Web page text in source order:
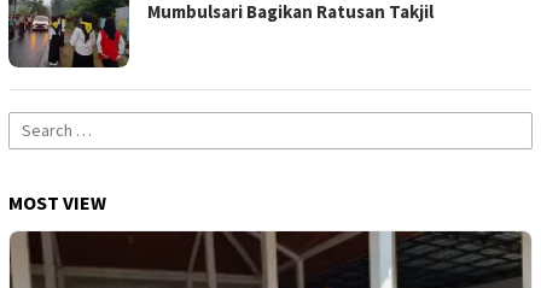
Mumbulsari Bagikan Ratusan Takjil
Search
for:
MOST VIEW